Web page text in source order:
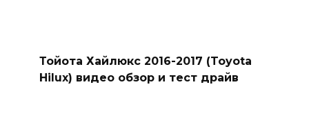
Тойота Хайлюкс 2016-2017 (Toyota
Hilux) видео обзор и тест драйв